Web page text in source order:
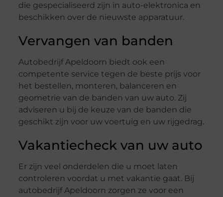
die gespecialiseerd zijn in auto-elektronica en
beschikken over de nieuwste apparatuur.
Vervangen van banden
Autobedrijf Apeldoorn biedt ook een
competente service tegen de beste prijs voor
het bestellen, monteren, balanceren en
geometrie van de banden van uw auto. Zij
adviseren u bij de keuze van de banden die
geschikt zijn voor uw voertuig en uw rijgedrag.
Vakantiecheck van uw auto
Er zijn veel onderdelen die u moet laten
controleren voordat u met vakantie gaat. Bij
autobedrijf Apeldoorn zorgen ze voor een